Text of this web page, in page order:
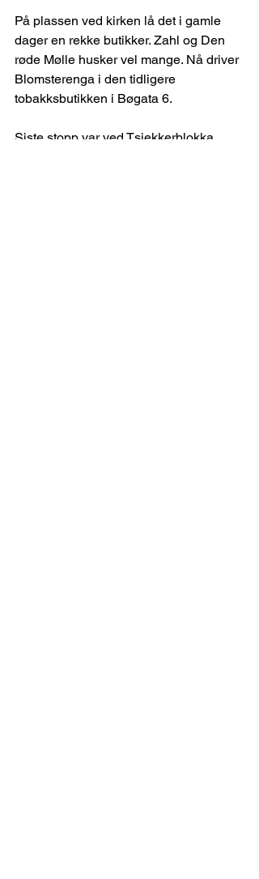
På plassen ved kirken lå det i gamle
dager en rekke butikker. Zahl og Den
røde Mølle husker vel mange. Nå driver
Blomsterenga i den tidligere
tobakksbutikken i Bøgata 6.
Siste stopp var ved Tsjekkerblokka